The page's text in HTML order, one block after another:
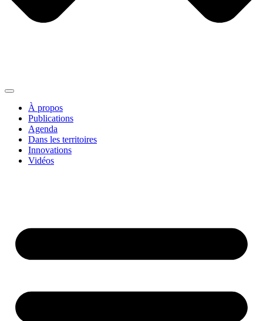
À propos
Publications
Agenda
Dans les territoires
Innovations
Vidéos